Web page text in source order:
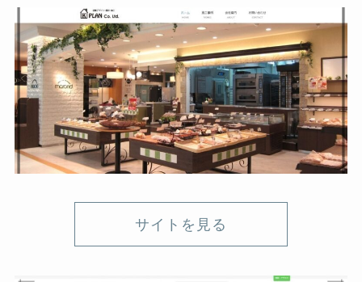
サイトを見る